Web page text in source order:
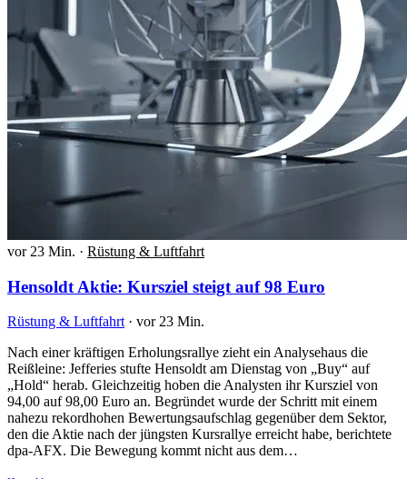
vor 23 Min. · Rüstung & Luftfahrt
Hensoldt Aktie: Kursziel steigt auf 98 Euro
Rüstung & Luftfahrt · vor 23 Min.
Nach einer kräftigen Erholungsrallye zieht ein Analysehaus die
Reißleine: Jefferies stufte Hensoldt am Dienstag von „Buy“ auf
„Hold“ herab. Gleichzeitig hoben die Analysten ihr Kursziel von
94,00 auf 98,00 Euro an. Begründet wurde der Schritt mit einem
nahezu rekordhohen Bewertungsaufschlag gegenüber dem Sektor,
den die Aktie nach der jüngsten Kursrallye erreicht habe, berichtete
dpa-AFX. Die Bewegung kommt nicht aus dem…